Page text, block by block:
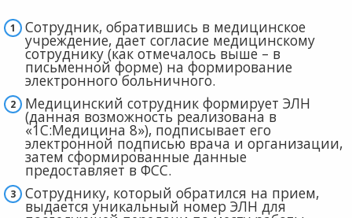
Сотрудник, обратившись в медицинское
учреждение, дает согласие медицинскому
сотруднику (как отмечалось выше – в
письменной форме) на формирование
электронного больничного.
Медицинский сотрудник формирует ЭЛН
(данная возможность реализована в
«1С:Медицина 8»), подписывает его
электронной подписью врача и организации,
затем сформированные данные
предоставляет в ФСС.
Сотруднику, который обратился на прием,
выдается уникальный номер ЭЛН для